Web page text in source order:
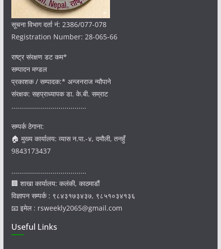
सूचना विभाग दर्ता नं: 2386/077-078
Registration Number: 28-065-66
राष्ट्र संरक्षण डट कम*
सम्पादन मण्डल
प्रकाशक / सम्पादक:* अन्जनराज न्यौपाने
संरक्षक: सहप्राध्यापक डा. के.बी. सम्राट
......................................
सम्पर्क ठेगाना:
🏠 मुख्य कार्यालय: व्यास न.पा.-४, दमौली, तनहुँ
9843173437
......................................
🏢 शाखा कार्यालय: कलंकी, काठमाडौं
विज्ञापन सम्पर्क : ९८४३१७३४३७, ९८५१०३४१३६
📧 इमेल : rsweekly2065@gmail.com
Useful Links